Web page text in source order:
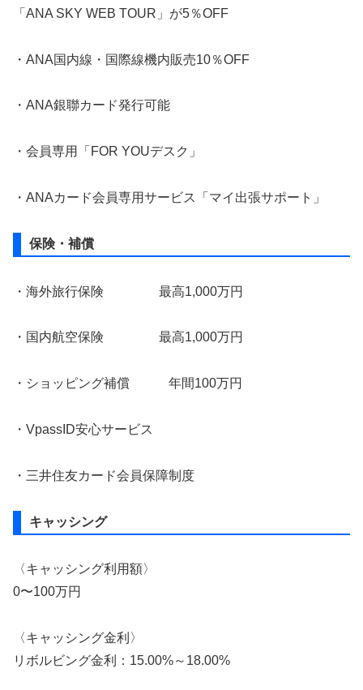
「ANA SKY WEB TOUR」が5％OFF
・ANA国内線・国際線機内販売10％OFF
・ANA銀聯カード発行可能
・会員専用「FOR YOUデスク」
・ANAカード会員専用サービス「マイ出張サポート」
保険・補償
・海外旅行保険 最高1,000万円
・国内航空保険 最高1,000万円
・ショッピング補償 年間100万円
・VpassID安心サービス
・三井住友カード会員保障制度
キャッシング
〈キャッシング利用額〉
0〜100万円
〈キャッシング金利〉
リボルビング金利：15.00%～18.00%